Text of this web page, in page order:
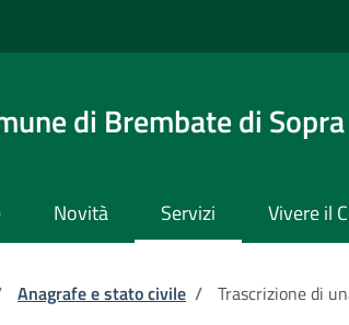
di Brembate di Sopra
Novità Servizi Vivere il
pane
Anagrafe e stato civile / Trascrizione di